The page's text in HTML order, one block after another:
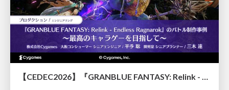
【CEDEC2026】『GRANBLUE FANTASY: Relink - Endless Ragnarok』のバトル制作事例 ～最高のキャラゲーを目指して～